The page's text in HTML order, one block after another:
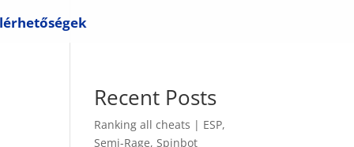
Recent Posts
Ranking all cheats | ESP,
Semi-Rage, Spinbot